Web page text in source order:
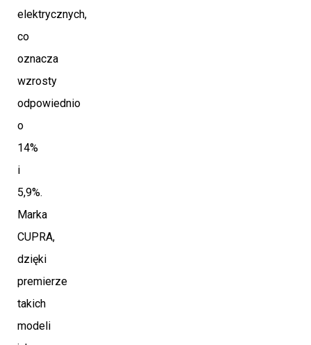
elektrycznych,
co
oznacza
wzrosty
odpowiednio
o
14%
i
5,9%.
Marka
CUPRA,
dzięki
premierze
takich
modeli